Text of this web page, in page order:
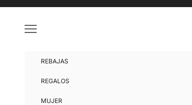
Menú
REBAJAS
REGALOS
MUJER